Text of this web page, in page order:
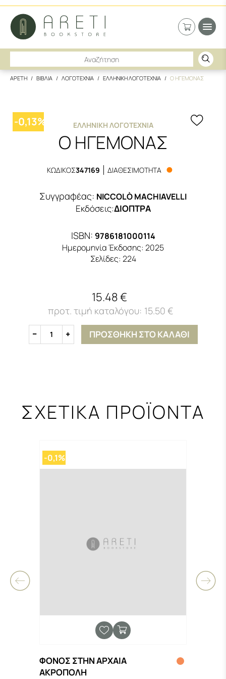
ΑΡΕΤΗ ΒΙΒΛΙΑ ΛΟΓΟΤΕΧΝΙΑ ΕΛΛΗΝΙΚΗ ΛΟΓΟΤΕΧΝΙΑ Ο ΗΓΕΜΟΝΑΣ
-0,13% ΕΛΛΗΝΙΚΉ ΛΟΓΟΤΕΧΝΊΑ
Ο ΗΓΕΜΟΝΑΣ
ΚΩΔΙΚΟΣ347169 ΔΙΑΘΕΣΙΜΟΤΗΤΑ
Συγγραφέας: NICCOLÒ MACHIAVELLI
Εκδόσεις:ΔΙΟΠΤΡΑ
ISBN: 9786181000114
Ημερομηνία Έκδοσης: 2025
Σελίδες: 224
15.48 €
15.50 €
1 ΠΡΟΣΘΗΚΗ ΣΤΟ ΚΑΛΑΘΙ
ΣΧΕΤΙΚΑ ΠΡΟΪΟΝΤΑ
-0,1%
ΦΟΝΟΣ ΣΤΗΝ ΑΡΧΑΙΑ
ΑΚΡΟΠΟΛΗ